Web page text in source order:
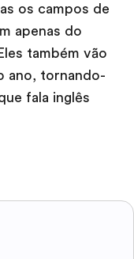
os campos de
apenas do
também vão
ano, tornando-
fala inglês